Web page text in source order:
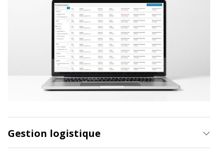
Gestion logistique